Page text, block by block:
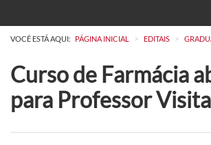
VOCÊ ESTÁ AQUI: PÁGINA INICIAL > EDITAIS >
Curso de Farmácia
para Professor